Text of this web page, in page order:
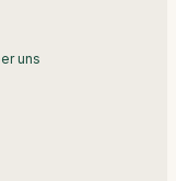
uns